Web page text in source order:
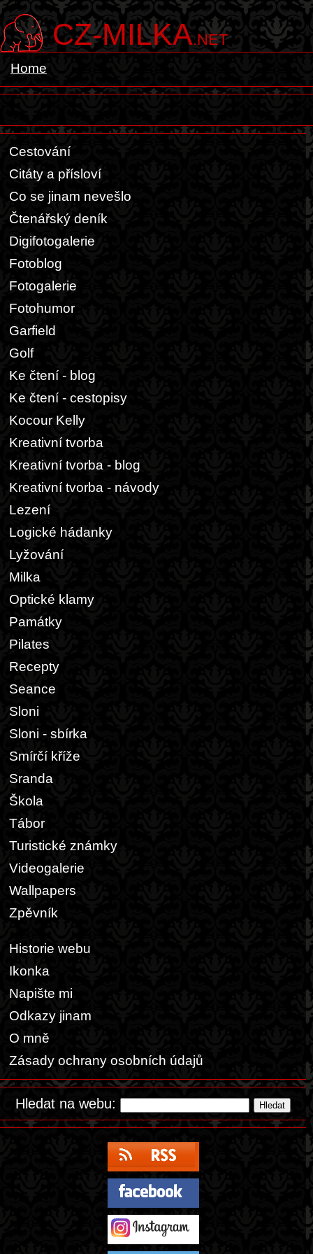
CZ-MILKA.NET
Home
Cestování
Citáty a přísloví
Co se jinam nevešlo
Čtenářský deník
Digifotogalerie
Fotoblog
Fotogalerie
Fotohumor
Garfield
Golf
Ke čtení - blog
Ke čtení - cestopisy
Kocour Kelly
Kreativní tvorba
Kreativní tvorba - blog
Kreativní tvorba - návody
Lezení
Logické hádanky
Lyžování
Milka
Optické klamy
Památky
Pilates
Recepty
Seance
Sloni
Sloni - sbírka
Smírčí kříže
Sranda
Škola
Tábor
Turistické známky
Videogalerie
Wallpapers
Zpěvník
Historie webu
Ikonka
Napište mi
Odkazy jinam
O mně
Zásady ochrany osobních údajů
Hledat na webu: